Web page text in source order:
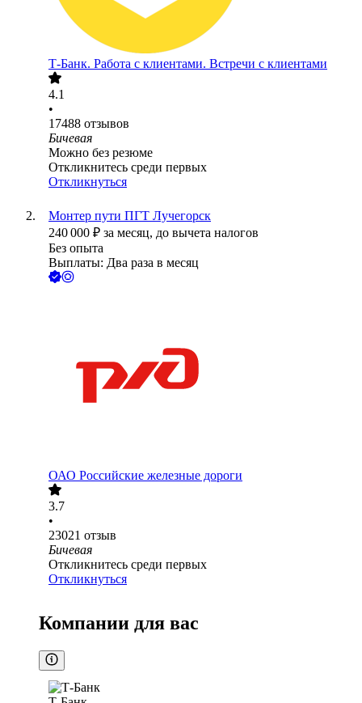
Т-Банк. Работа с клиентами. Встречи с клиентами
4.1
•
17488 отзывов
Бичевая
Можно без резюме
Откликнитесь среди первых
Откликнуться
Монтер пути ПГТ Лучегорск
240 000 ₽ за месяц, до вычета налогов
Без опыта
Выплаты: Два раза в месяц
ОАО Российские железные дороги
3.7
•
23021 отзыв
Бичевая
Откликнитесь среди первых
Откликнуться
Компании для вас